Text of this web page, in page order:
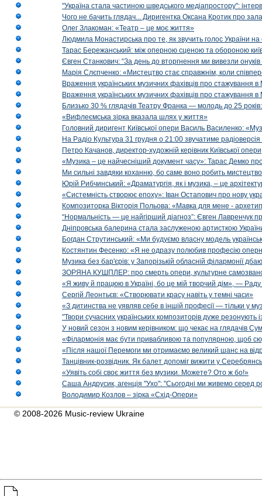
"Україна стала частиною шведського медіапростору":
Чого не бачить глядач... Диригентка Оксана Кротик про
Олег Злакоман: «Театр – це моє життя»
Людмила Монастирська про те, як звучить голос України на
Тарас Бережанський: між оперною сценою та обороною
Євген Станкович: “За день до вторгнення ми вивезли онуків
Марія Слєпченко: «Мистецтво стає справжнім, коли
Враження українських музичних фахівців про стажування
Враження українських музичних фахівців про стажування
Близько 30 % глядачів Театру Франка — молодь до 25
«Вифлеємська зірка вказала шлях у життя»
Головний диригент Київської опери Василь Василенко:
На Радіо Культура 31 грудня о 21:00 звучатиме
Петро Качанов, директор-художній керівник Київської опери
«Музика – це найчесніший документ часу»: Тарас Демко
Ми сильні завдяки коханню, бо саме воно робить
Юрій Рибчинський: «Драматургія, як і музика, – це
«Системність створює епоху»: Іван Остапович про нову
Композиторка Вікторія Польова: «Мавка для мене -
“Нормальність — це найгірший діагноз”: Євген Лавренчук
Дніпровська балерина стала заслуженою артисткою
Богдан Струтинський: «Ми будуємо власну модель
Костянтин Фесенко: «Я не одразу полюбив професію
Музика без бар'єрів: у Запорізькій обласній філармонії
ЗОРЯНА КУШПЛЕР: про смерть опери, культурне
«Я живу й працюю в Україні, бо це мій творчий дім», — Раду
Сергій Леонтьєв: «Створювати красу навіть у темні часи»
«З дитинства не уявляв себе в іншій професії — тільки у
"Твори сучасних українських композиторів дуже резонують
У новий сезон з новим керівником: що чекає на глядачів
«Філармонія має бути привабливою та популярною, щоб
«Після нашої Перемоги ми отримаємо великий шанс на
Танцівник-розвідник. Як балет допоміг вижити у
«Уявіть собі своє життя без музики. Можете? Ото ж бо!»
Саша Андрусик, агенція "Ухо": "Сьогодні ми живемо серед
Володимир Козлов – зірка «Схід-Опери»
© 2008-2026 Music-review Ukraine